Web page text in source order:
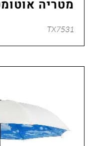
מטריה אוטומטית “23
TX7531